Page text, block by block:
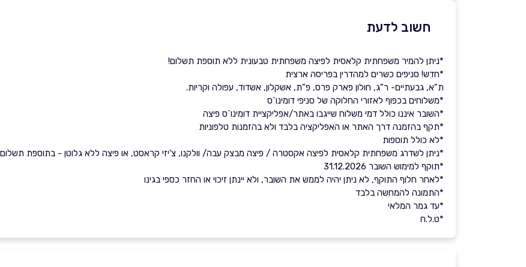
חשוב לדעת
*ניתן להמיר משפחתית קלאסית לפיצה משפחתית טבעונית ללא תוספת תשלום!
*חדש! סניפים כשרים למהדרין בפריסה ארצית
ת"א, גבעתיים- ר"ג, חולון פארק פרס, פ"ת, אשקלון, אשדוד, עפולה וקריות.
*משלוחים בכפוף לאזורי החלוקה של סניפי דומינו`ס
*השובר איננו כולל דמי משלוח שייגבו באתר/אפליקציית דומינו`ס פיצה
*תקף בהזמנה דרך האתר או האפליקציה בלבד ולא בהזמנות טלפוניות
*לא כולל תוספות
*ניתן לשדרג משפחתית קלאסית לפיצה אקסטרה / פיצה מבצק עבה/ וולקנו, צ'יזי קראסט, או פיצה ללא גלוטן - בתוספת
*תוקף למימוש השובר 31.12.2026
*לאחר חלוף התוקף, לא ניתן יהיה לממש את השובר, ולא יינתן זיכוי או החזר כספי בגינו
*התמונה להמחשה בלבד
*עד גמר המלאי
*ט.ל.ח